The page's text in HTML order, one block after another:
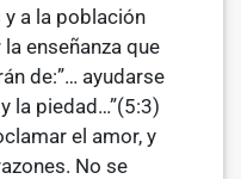
a la población
enseñanza que
de:”… ayudarse
la piedad…”(5:3)
el amor, y
No se